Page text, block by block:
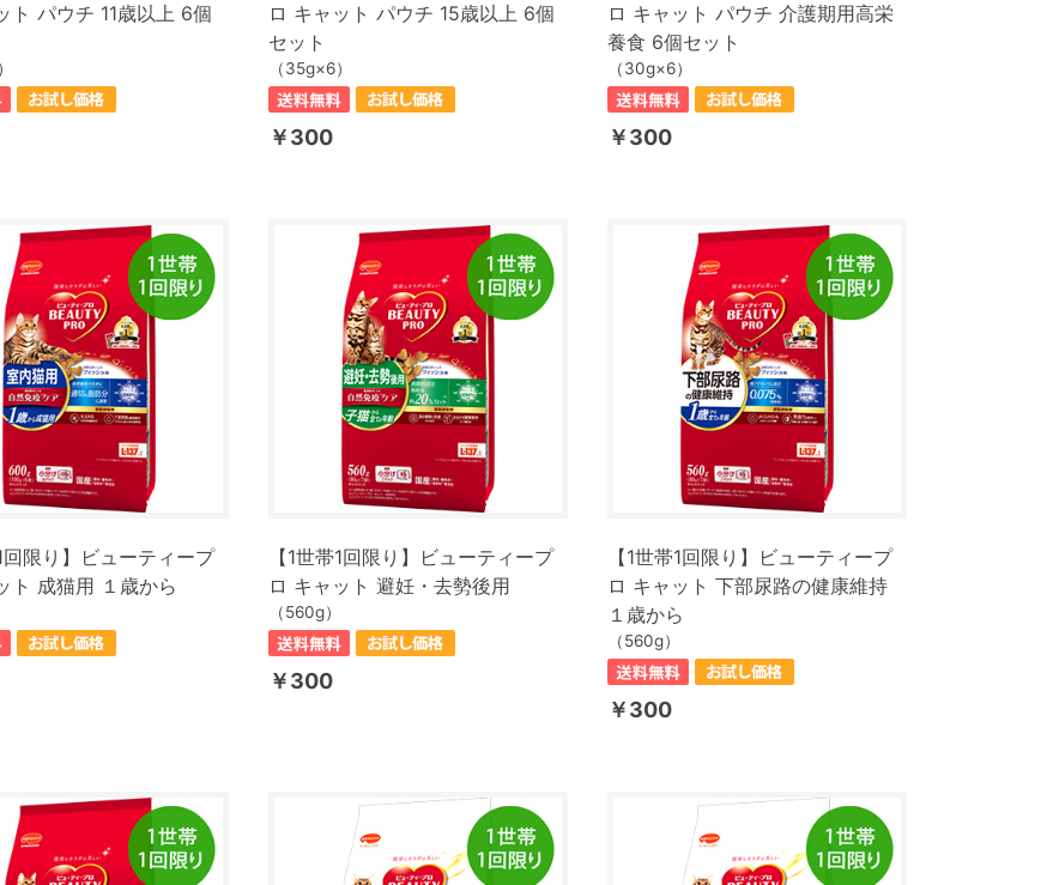
ト パウチ 11歳以上 6個
ロ キャット パウチ 15歳以上 6個
セット
（35g×6）
￥300
ロ キャット パウチ 介護期用高栄
養食 6個セット
（30g×6）
￥300
回限り】ビューティープ
ト 成猫用 １歳から
【1世帯1回限り】ビューティープ
ロ キャット 避妊・去勢後用
（560g）
￥300
【1世帯1回限り】ビューティープ
ロ キャット 下部尿路の健康維持
１歳から
（560g）
￥300